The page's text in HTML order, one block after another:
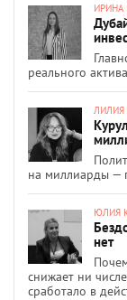
реального актива
на миллиарды —
ЮЛИЯ
нет
снижает ни
сработало в